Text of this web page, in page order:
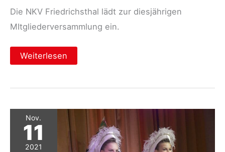
Die NKV Friedrichsthal lädt zur diesjährigen
MItgliederversammlung ein.
NKV
lädt
Weiterlesen
Nov.
11
2021